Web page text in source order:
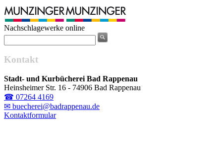
Nachschlagewerke online
Kontakt
Stadt- und Kurbücherei Bad Rappenau
Heinsheimer Str. 16 - 74906 Bad Rappenau
☎ 07264 4169
✉ buecherei@badrappenau.de
Kontaktformular